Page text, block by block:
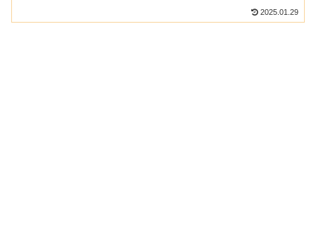
2025.01.29